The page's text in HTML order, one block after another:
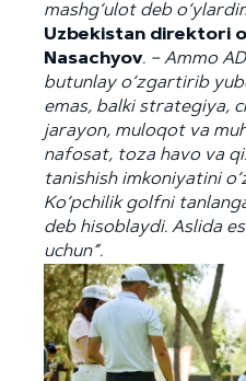
mashg‘ulot deb o‘
Uzbekistan direktori o
Nasachyov. – Ammo
butunlay o‘zgartirib
emas, balki strategiya,
jarayon, muloqot va
nafosat, toza havo va
tanishish imkoniyatini
Ko‘pchilik golfni
deb hisoblaydi. Aslida
uchun”.